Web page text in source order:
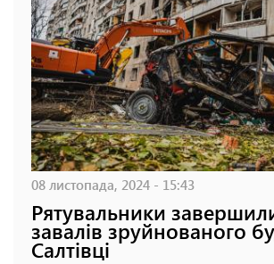
08 листопада, 2024 - 15:43
Рятувальники
завалів зруйнованого
Салтівці